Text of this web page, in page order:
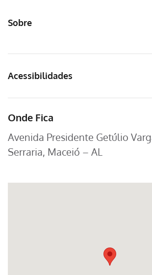
Sobre
Acessibilidades
Onde Fica
Avenida Presidente Getúlio
Serraria, Maceió – AL